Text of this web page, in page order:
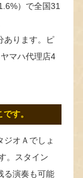
）で全国31
あります。ピ
マハ代理店4
す。
オＡでしょ
。スタイン
る演奏も可能